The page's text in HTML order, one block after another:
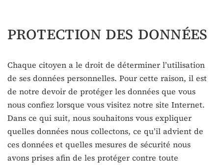
PROTECTION DES DONNÉES
Chaque citoyen a le droit de déterminer l’utilisation
de ses données personnelles. Pour cette raison, il est
de notre devoir de protéger les données que vous
nous confiez lorsque vous visitez notre site Internet.
Dans ce qui suit, nous souhaitons vous expliquer
quelles données nous collectons, ce qu’il advient de
ces données et quelles mesures de sécurité nous
avons prises afin de les protéger contre toute